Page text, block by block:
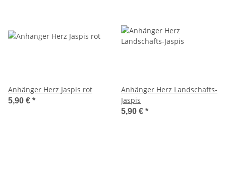
Anhänger Herz Jaspis rot
5,90 € *
Anhänger Herz Landschafts-
Jaspis
5,90 € *